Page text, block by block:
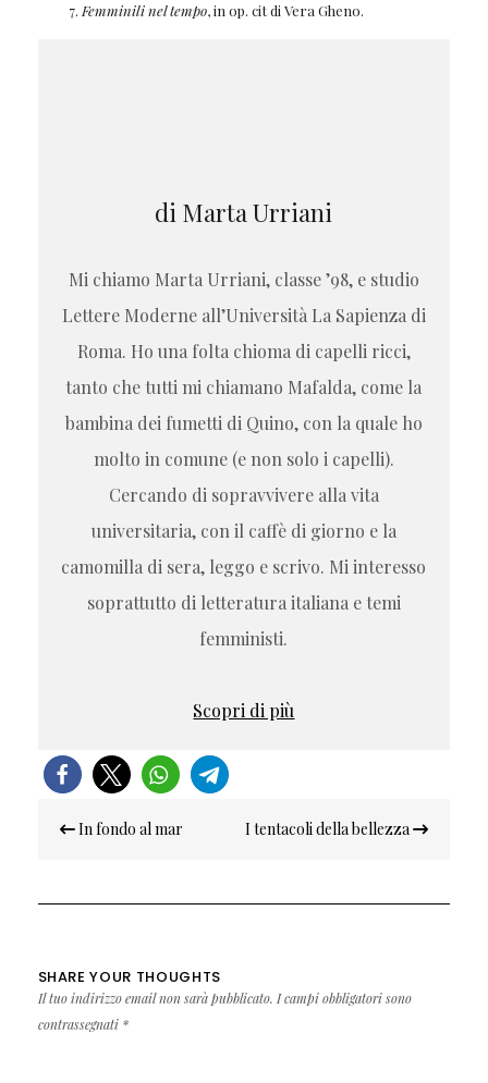
Femminili nel tempo, in op. cit di Vera Gheno.
di Marta Urriani
Mi chiamo Marta Urriani, classe ’98, e studio
Lettere Moderne all’Università La Sapienza di
Roma. Ho una folta chioma di capelli ricci,
tanto che tutti mi chiamano Mafalda, come la
bambina dei fumetti di Quino, con la quale ho
molto in comune (e non solo i capelli).
Cercando di sopravvivere alla vita
universitaria, con il caffè di giorno e la
camomilla di sera, leggo e scrivo. Mi interesso
soprattutto di letteratura italiana e temi
femministi.
Scopri di più
Navigazione
In fondo al mar I tentacoli della bellezza
SHARE YOUR THOUGHTS
Il tuo indirizzo email non sarà pubblicato. I campi obbligatori sono
contrassegnati *